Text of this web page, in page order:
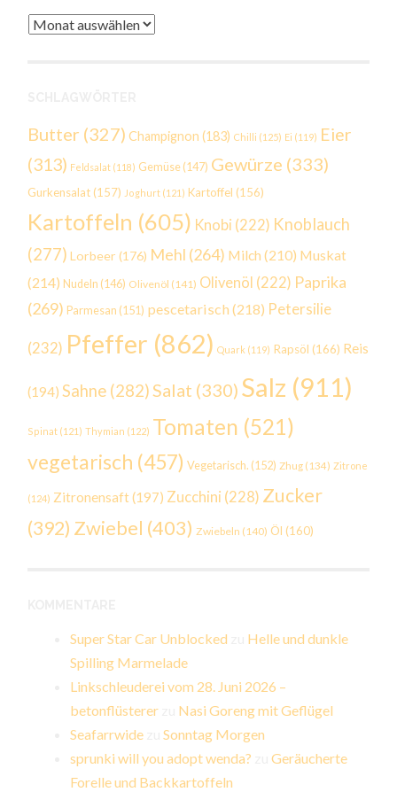
Archiv
Butter (327) Champignon (183) Chilli (125) Ei (119) Eier
(313) Feldsalat (118) Gemüse (147) Gewürze (333)
Gurkensalat (157) Joghurt (121) Kartoffel (156)
Kartoffeln (605) Knobi (222) Knoblauch
(277) Lorbeer (176) Mehl (264) Milch (210) Muskat
(214) Nudeln (146) Olivenöl (141) Olivenöl (222) Paprika
(269) Parmesan (151) pescetarisch (218) Petersilie
(232) Pfeffer (862) Quark (119) Rapsöl (166) Reis
(194) Sahne (282)Salat (330) Salz (911)
Spinat (121) Thymian (122) Tomaten (521)
vegetarisch (457) Vegetarisch. (152) Zhug (134) Zitrone
(124) Zitronensaft(197) Zucchini (228) Zucker
(392) Zwiebel (403) Zwiebeln (140) Öl (160)
Super Star Car Unblocked
Helle und dunkle
Spilling Marmelade
Linkschleuderei vom 28. Juni 2026 –
betonflüsterer
Nasi Goreng mit Geflügel
Seafarrwide zuSonntag Morgen
sprunki will you adopt wenda? zuGeräucherte
Forelle und Backkartoffeln